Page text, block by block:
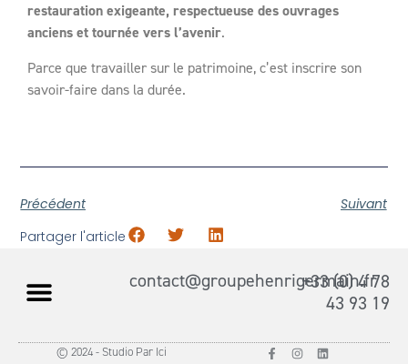
restauration exigeante, respectueuse des ouvrages
anciens et tournée vers l’avenir.
Parce que travailler sur le patrimoine, c’est inscrire son
savoir-faire dans la durée.
Précédent
Suivant
Partager l'article
+33 (0) 4 78
43 93 19
contact@groupehenrigermain.fr
© 2024 - Studio Par Ici